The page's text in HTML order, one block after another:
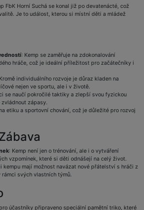
FbK Horní Suchá se konal již po devatenácté, což
Je to událost, kterou si místní děti a mládež
: Kemp se zaměřuje na zdokonalování
hráče, což je ideální příležitost pro začátečníky i
individuálního rozvoje je důraz kladen na
nejen ve sportu, ale i v životě.
se naučí pokročilé taktiky a zlepší svou fyzickou
zápasy.
etiku a sportovní chování, což je důležité pro rozvoj
: Kemp není jen o trénování, ale i o vytváření
vzpomínek, které si děti odnášejí na celý život.
kempu mají možnost navázat nové přátelství s hráči z
svých vlastních týmů.
účastníky připraveno speciální pamětní triko, které